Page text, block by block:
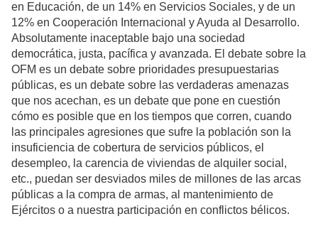
en Educación, de un 14% en Servicios Sociales, y de un
12% en Cooperación Internacional y Ayuda al Desarrollo.
Absolutamente inaceptable bajo una sociedad
democrática, justa, pacífica y avanzada. El debate sobre la
OFM es un debate sobre prioridades presupuestarias
públicas, es un debate sobre las verdaderas amenazas
que nos acechan, es un debate que pone en cuestión
cómo es posible que en los tiempos que corren, cuando
las principales agresiones que sufre la población son la
insuficiencia de cobertura de servicios públicos, el
desempleo, la carencia de viviendas de alquiler social,
etc., puedan ser desviados miles de millones de las arcas
públicas a la compra de armas, al mantenimiento de
Ejércitos o a nuestra participación en conflictos bélicos.